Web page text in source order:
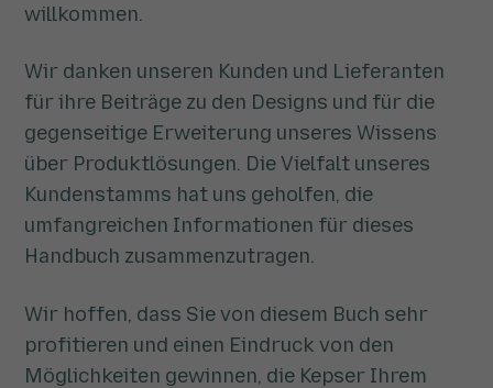
willkommen.
Wir danken unseren Kunden und Lieferanten
für ihre Beiträge zu den Designs und für die
gegenseitige Erweiterung unseres Wissens
über Produktlösungen. Die Vielfalt unseres
Kundenstamms hat uns geholfen, die
umfangreichen Informationen für dieses
Handbuch zusammenzutragen.
Wir hoffen, dass Sie von diesem Buch sehr
profitieren und einen Eindruck von den
Möglichkeiten gewinnen, die Kepser Ihrem